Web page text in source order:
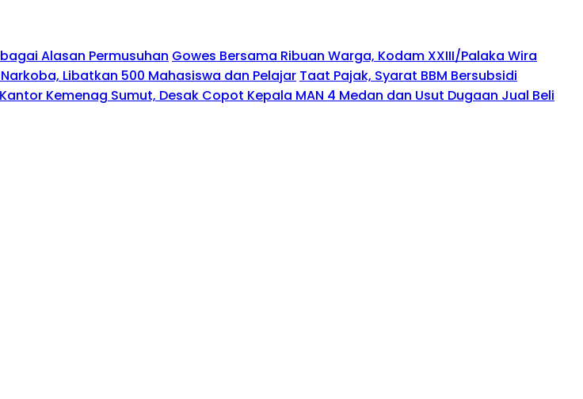
Alasan Permusuhan Gowes Bersama Ribuan Warga, Kodam XXIII/Palaka Wira
Libatkan 500 Mahasiswa dan Pelajar Taat Pajak, Syarat BBM Bersubsidi
Kemenag Sumut, Desak Copot Kepala MAN 4 Medan dan Usut Dugaan Jual Beli